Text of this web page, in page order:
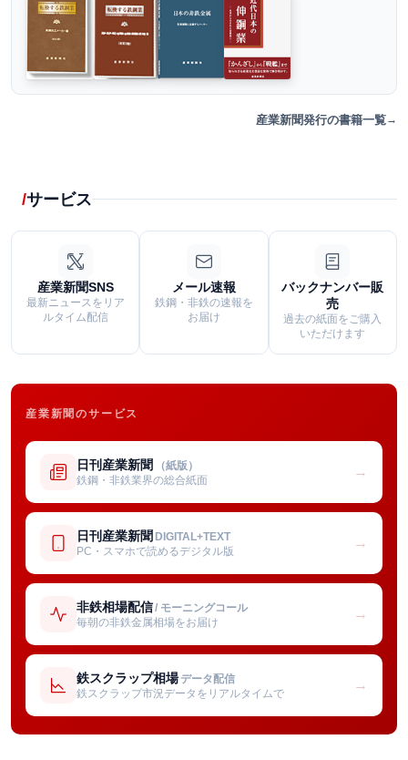
産業新聞発行の書籍一覧
サービス
産業新聞SNS
最新ニュースをリア
ルタイム配信
メール速報
鉄鋼・非鉄の速報を
お届け
バックナンバー販
売
過去の紙面をご購入
いただけます
産業新聞のサービス
日刊産業新聞 （紙版）
鉄鋼・非鉄業界の総合紙面
→
日刊産業新聞 DIGITAL+TEXT
PC・スマホで読めるデジタル版
→
非鉄相場配信/ モーニングコール
毎朝の非鉄金属相場をお届け
→
鉄スクラップ相場 データ配信
鉄スクラップ市況データをリアルタイムで
→